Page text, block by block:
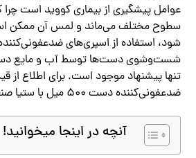
عوامل پیشگیری از بیماری کووید است
سطوح مختلف می‌ماند و لمس آن ممکن
شود، استفاده از اسپری‌های
شست‌وشوی دست‌ها توسط آب و مایع
تنها پیشنهاد موجود است. برای اطلاع
ضدعفونی‌کننده دست ۵۰۰ میل با ستیا صنعت در ارتباط باشید.
آنچه در اینجا میخوانید!